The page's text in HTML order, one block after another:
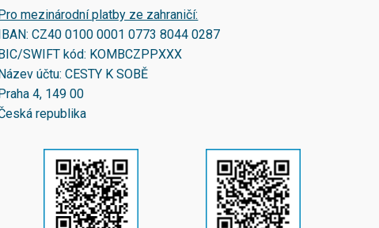
mezinárodní platby ze zahraničí:
CZ40 0100 0001 0773 8044 0287
SWIFT kód: KOMBCZPPXXX
účtu: CESTY K SOBĚ
4, 149 00
republika